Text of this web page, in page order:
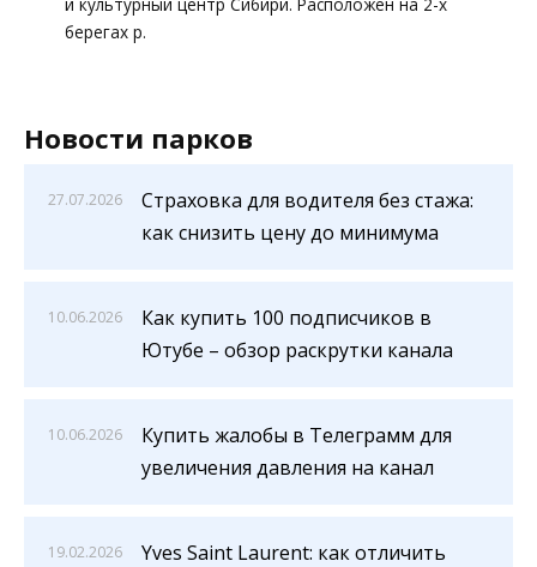
берегах р.
Новости парков
27.07.2026
Страховка для водителя без стажа:
как снизить цену до минимума
10.06.2026
Как купить 100 подписчиков в
Ютубе – обзор раскрутки канала
10.06.2026
Купить жалобы в Телеграмм для
увеличения давления на канал
19.02.2026
Yves Saint Laurent: как отличить